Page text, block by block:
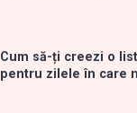
Cum să-ți creezi o
pentru zilele în care